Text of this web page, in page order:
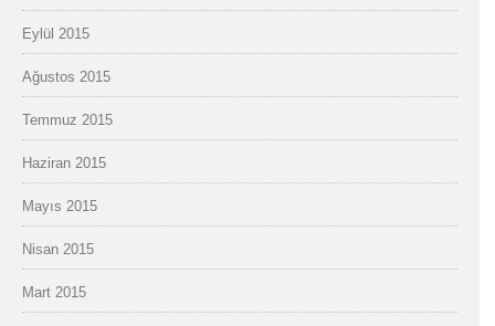
Eylül 2015
Ağustos 2015
Temmuz 2015
Haziran 2015
Mayıs 2015
Nisan 2015
Mart 2015